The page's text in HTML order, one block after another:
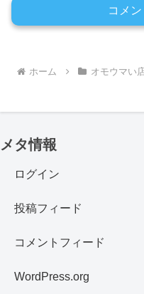
コメ
ホーム オモウマい
メタ情報
ログイン
投稿フィード
コメントフィード
WordPress.org